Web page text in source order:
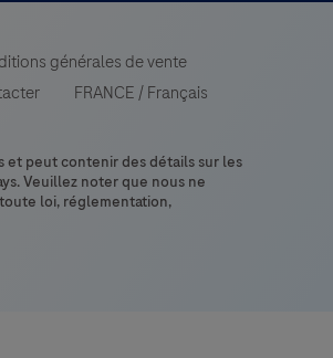
générales de vente
FRANCE/Français
et peut contenir des détails sur les
Veuillez noter que nous ne
loi, réglementation,